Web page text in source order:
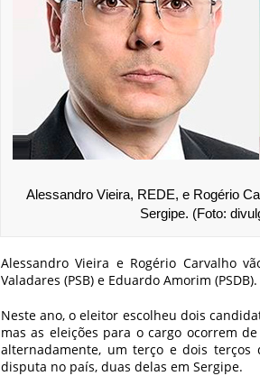
Alessandro Vieira, REDE, e Rogério
Sergipe. (Foto:
Alessandro Vieira e Rogério Carvalho
Valadares (PSB) e Eduardo Amorim (PSDB).
Neste ano, o eleitor escolheu dois
mas as eleições para o cargo ocorrem
alternadamente, um terço e dois terços
disputa no país, duas delas em Sergipe.